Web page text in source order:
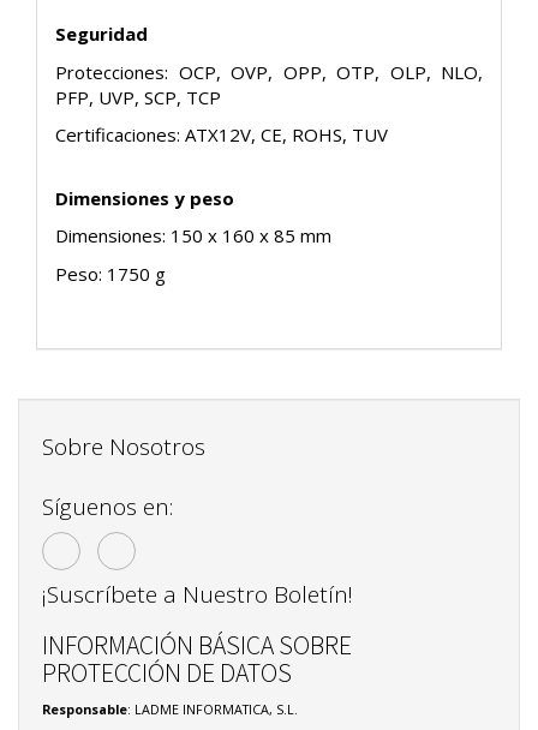
Seguridad
Protecciones: OCP, OVP, OPP, OTP, OLP, NLO,
PFP, UVP, SCP, TCP
Certificaciones: ATX12V, CE, ROHS, TUV
Dimensiones y peso
Dimensiones: 150 x 160 x 85 mm
Peso: 1750 g
Sobre Nosotros
Síguenos en:
¡Suscríbete a Nuestro Boletín!
INFORMACIÓN BÁSICA SOBRE
PROTECCIÓN DE DATOS
Responsable: LADME INFORMATICA, S.L.